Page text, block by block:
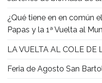
¿Qué tiene en en común
Papas y la 1ª Vuelta al
LA VUELTA AL COLE DE
Feria de Agosto San